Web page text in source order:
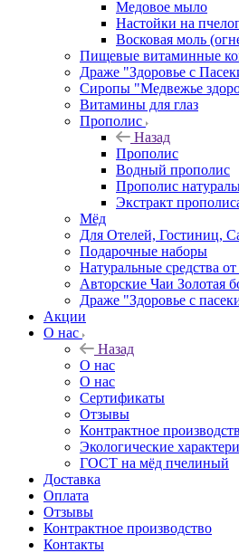
Медовое мыло
Настойки на
Восковая моль
Пищевые витаминные
Драже "Здоровье с
Сиропы "Медвежье
Витамины для глаз
Прополис
Назад
Прополис
Водный прополис
Прополис
Экстракт
Мёд
Для Отелей, Гостиниц,
Подарочные наборы
Натуральные средства
Авторские Чаи Золотая
Драже "Здоровье с
Акции
О нас
Назад
О нас
О нас
Сертификаты
Отзывы
Контрактное
Экологические
ГОСТ на мёд пчелиный
Доставка
Оплата
Отзывы
Контрактное производство
Контакты